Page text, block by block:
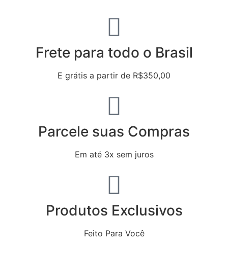
Frete para todo o Brasil
E grátis a partir de R$350,00
Parcele suas Compras
Em até 3x sem juros
Produtos Exclusivos
Feito Para Você